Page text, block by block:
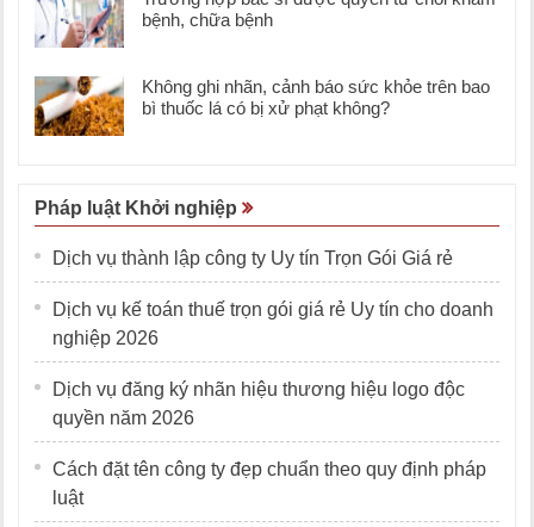
bệnh, chữa bệnh
Không ghi nhãn, cảnh báo sức khỏe trên bao
bì thuốc lá có bị xử phạt không?
Pháp luật Khởi nghiệp
Dịch vụ thành lập công ty Uy tín Trọn Gói Giá rẻ
Dịch vụ kế toán thuế trọn gói giá rẻ Uy tín cho doanh
nghiệp 2026
Dịch vụ đăng ký nhãn hiệu thương hiệu logo độc
quyền năm 2026
Cách đặt tên công ty đẹp chuẩn theo quy định pháp
luật